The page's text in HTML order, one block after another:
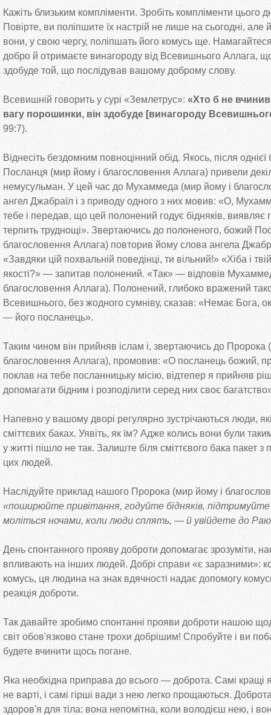
Кажіть близьким компліменти. Зробіть компліменти цього
Повірте, ви поліпшите їх настрій не лише на сьогодні, але
вони, у свою чергу, поліпшать його комусь ще.
добро й отримаєте винагороду від Всевишнього Аллага,
здобуде той, що послідував вашому доброму слову.
Всевишній говорить у сурі «Землетрус»: «Хто б не
вагу порошинки, він здобуде [винагороду
99:7).
Віднесіть бездомним повноцінний обід. Якось, після
Посланця (мир йому і благословення Аллага) привели
немусульман. У цей час до Мухаммеда (мир йому і
ангел Джабраїл і з приводу одного з них мовив: «О,
тебе і передав, що цей полонений годує бідняків, виявляє
терпить труднощі». Звертаючись до полоненого, божий
благословення Аллага) повторив йому слова ангела
«Завдяки цій похвальній поведінці, ти вільний!» «Хіба і
якості?» — запитав полонений. «Так» — відповів
благословення Аллага). Полонений, глибоко вражений
Всевишнього, без жодного сумніву, сказав: «Немає Бога,
— його посланець».
Таким чином він прийняв іслам і, звертаючись до Пророка
благословення Аллага), промовив: «О посланець божий,
поклав на тебе посланницьку місію, відтепер я прийняв
допомагати бідним і розподілити серед них своє
Напевно у вашому дворі регулярно зустрічаються люди,
сміттєвих баках. Уявіть, як їм? Адже колись вони були
у житті пішло не так. Залиште біля сміттєвого бака пакет
цих людей.
Наслідуйте приклад нашого Пророка (мир йому і
«поширюйте привітання, годуйте бідняків, підтримуйте
моліться ночами, коли люди сплять, — й увійдете до
День спонтанного прояву доброти допомагає зрозуміти,
впливають на інших людей. Добрі справи «є заразними»:
комусь, ця людина на знак вдячності надає допомогу
реакція доброти.
Так давайте зробимо спонтанні прояви доброти нашою
світ обов'язково стане трохи добрішим! Спробуйте і ви
будете вчинити щось погане.
Яка необхідна приправа до всього — доброта. Самі кращі
не варті, і самі гірші вади з нею легко прощаються.
здоров'я для тіла: вона непомітна, коли володієш нею, і